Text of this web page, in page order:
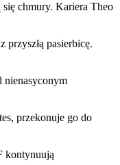
chmury. Kariera Theo
pasierbicę.
nienasyconym
przekonuje go do
kontynuują